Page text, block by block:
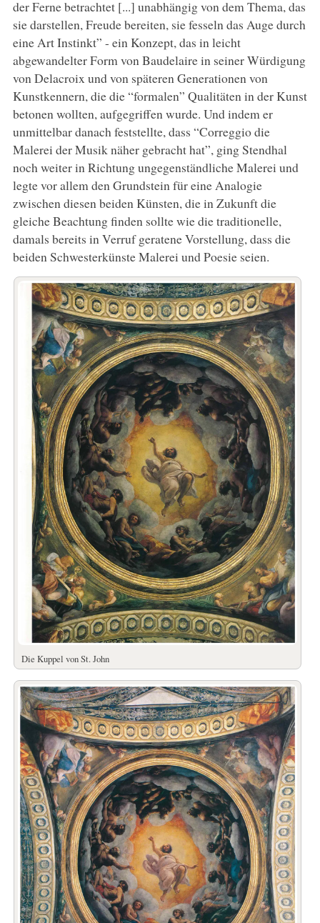
der Ferne betrachtet [...] unabhängig von dem Thema, das
sie darstellen, Freude bereiten, sie fesseln das Auge durch
eine Art Instinkt” - ein Konzept, das in leicht
abgewandelter Form von Baudelaire in seiner Würdigung
von Delacroix und von späteren Generationen von
Kunstkennern, die die “formalen” Qualitäten in der Kunst
betonen wollten, aufgegriffen wurde. Und indem er
unmittelbar danach feststellte, dass “Correggio die
Malerei der Musik näher gebracht hat”, ging Stendhal
noch weiter in Richtung ungegenständliche Malerei und
legte vor allem den Grundstein für eine Analogie
zwischen diesen beiden Künsten, die in Zukunft die
gleiche Beachtung finden sollte wie die traditionelle,
damals bereits in Verruf geratene Vorstellung, dass die
beiden Schwesterkünste Malerei und Poesie seien.
Die Kuppel von St. John